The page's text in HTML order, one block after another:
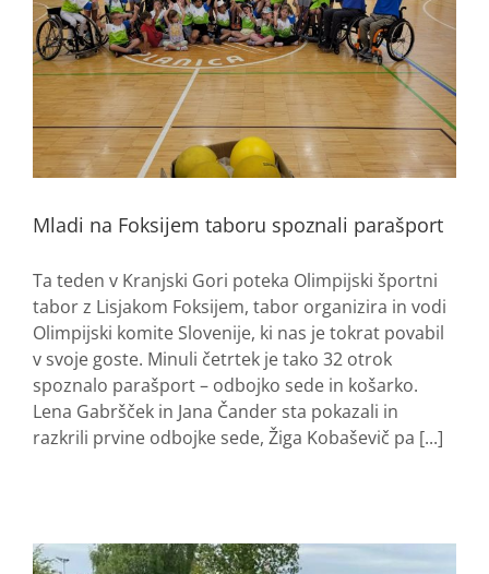
Mladi na Foksijem taboru spoznali parašport
Ta teden v Kranjski Gori poteka Olimpijski športni
tabor z Lisjakom Foksijem, tabor organizira in vodi
Olimpijski komite Slovenije, ki nas je tokrat povabil
v svoje goste. Minuli četrtek je tako 32 otrok
spoznalo parašport – odbojko sede in košarko.
Lena Gabršček in Jana Čander sta pokazali in
razkrili prvine odbojke sede, Žiga Kobaševič pa [...]